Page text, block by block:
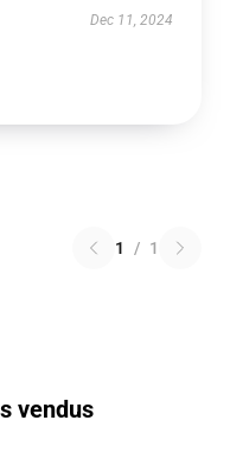
Dec 11, 2024
1 / 1
vendus